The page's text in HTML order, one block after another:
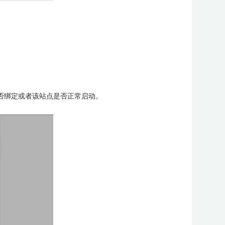
定或者该站点是否正常启动。